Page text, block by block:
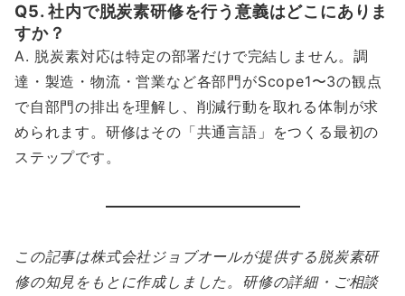
Q5. 社内で脱炭素研修を行う意義はどこにありま
すか？
A. 脱炭素対応は特定の部署だけで完結しません。調
達・製造・物流・営業など各部門がScope1〜3の観点
で自部門の排出を理解し、削減行動を取れる体制が求
められます。研修はその「共通言語」をつくる最初の
ステップです。
この記事は株式会社ジョブオールが提供する脱炭素研
修の知見をもとに作成しました。研修の詳細・ご相談